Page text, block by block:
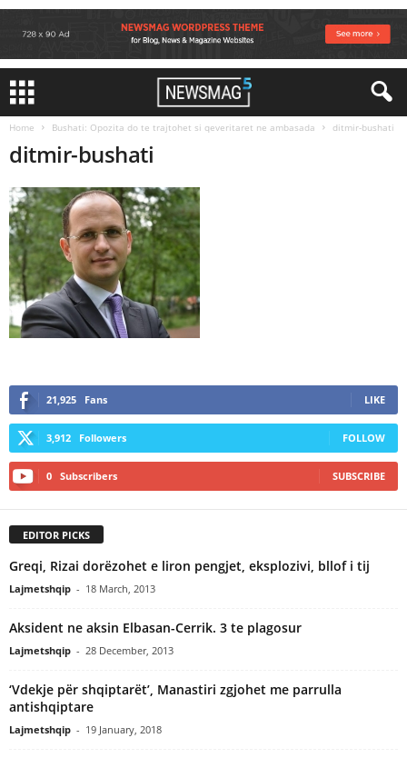
Home Bushati: Opozita do te trajtohet si qeveritaret ne ambasada ditmir-bushati
ditmir-bushati
21,925 Fans LIKE
3,912 Followers FOLLOW
0 Subscribers SUBSCRIBE
EDITOR PICKS
Greqi, Rizai dorëzohet e liron pengjet, eksplozivi, bllof i tij
Lajmetshqip - 18 March, 2013
Aksident ne aksin Elbasan-Cerrik. 3 te plagosur
Lajmetshqip - 28 December, 2013
‘Vdekje për shqiptarët’, Manastiri zgjohet me parrulla
antishqiptare
Lajmetshqip - 19 January, 2018